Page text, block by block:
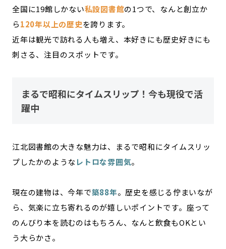
全国に19館しかない私設図書館の1つで、なんと創立か
ら120年以上の歴史を誇ります。
近年は観光で訪れる人も増え、本好きにも歴史好きにも
刺さる、注目のスポットです。
まるで昭和にタイムスリップ！今も現役で活
躍中
江北図書館の大きな魅力は、まるで昭和にタイムスリッ
プしたかのようなレトロな雰囲気。
現在の建物は、今年で築88年。歴史を感じる佇まいなが
ら、気楽に立ち寄れるのが嬉しいポイントです。座って
のんびり本を読むのはもちろん、なんと飲食もOKとい
う大らかさ。